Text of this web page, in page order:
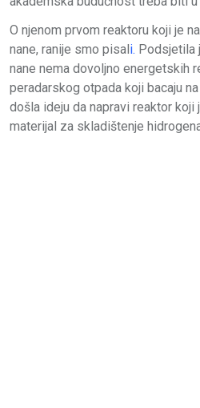
O njenom prvom reaktoru koji je
nane, ranije smo pisali. Podsjetila
nane nema dovoljno energetskih
peradarskog otpada koji bacaju
došla ideju da napravi reaktor
materijal za skladištenje